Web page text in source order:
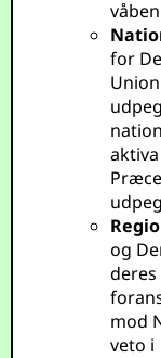
for
og
mod
veto i